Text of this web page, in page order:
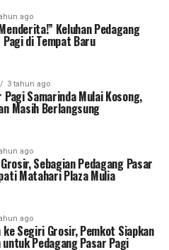
ago
Keluhan Pedagang
di Tempat Baru
3 tahun ago
Pagi Samarinda Mulai Kosong,
Masih Berlangsung
ago
Sebagian Pedagang Pasar
Matahari Plaza Mulia
ago
ke Segiri Grosir, Pemkot Siapkan
untuk Pedagang Pasar Pagi